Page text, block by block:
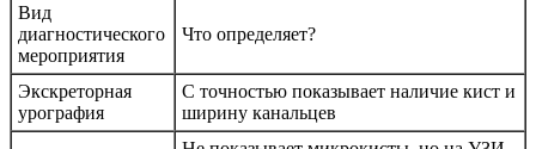
Вид
диагностического
мероприятия
Что определяет?
Экскреторная
урография
С точностью показывает наличие кист и
ширину канальцев